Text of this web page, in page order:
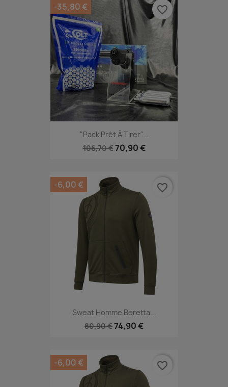
"Pack Prêt À Tirer"...
106,70 €70,90 €
-35,80 € favorite_border
Sweat Homme Beretta...
80,90 €74,90 €
-6,00 € favorite_border
-6,00 € favorite_border